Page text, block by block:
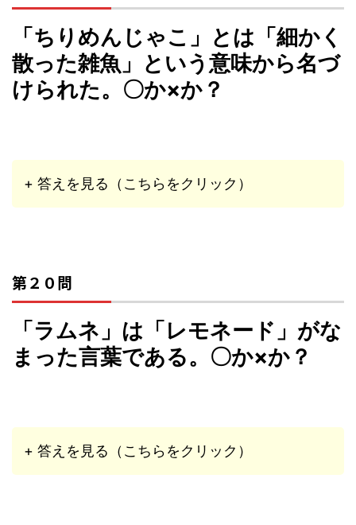
「ちりめんじゃこ」とは「細かく
散った雑魚」という意味から名づ
けられた。〇か×か？
+ 答えを見る（こちらをクリック）
第２０問
「ラムネ」は「レモネード」がな
まった言葉である。〇か×か？
+ 答えを見る（こちらをクリック）